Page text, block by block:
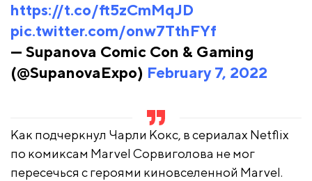
https://t.co/ft5zCmMqJD
pic.twitter.com/onw7TthFYf
— Supanova Comic Con & Gaming
(@SupanovaExpo) February 7, 2022
Как подчеркнул Чарли Кокс, в сериалах Netflix
по комиксам Marvel Сорвиголова не мог
пересечься с героями киновселенной Marvel.